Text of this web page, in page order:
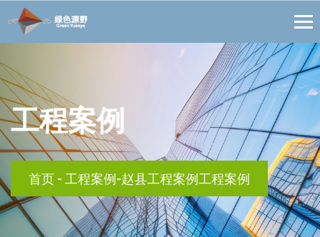
工程案例
首页 - 工程案例-赵县工程案例工程案例